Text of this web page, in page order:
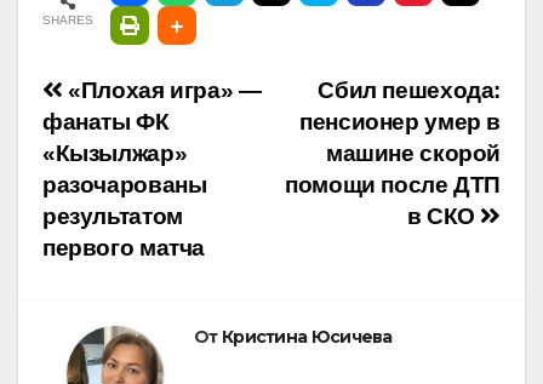
SHARES
Навигация
по
записям
Сбил пешехода:
пенсионер умер в
машине скорой
помощи после ДТП
в СКО
«Плохая игра» —
фанаты ФК
«Кызылжар»
разочарованы
результатом
первого матча
От Кристина Юсичева